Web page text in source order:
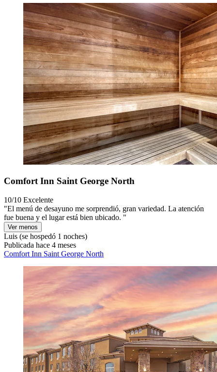
Comfort Inn Saint George North
10/10 Excelente
"El menú de desayuno me sorprendió, gran variedad. La atención
fue buena y el lugar está bien ubicado. "
Ver menos
Luis (se hospedó 1 noches)
Publicada hace 4 meses
Comfort Inn Saint George North